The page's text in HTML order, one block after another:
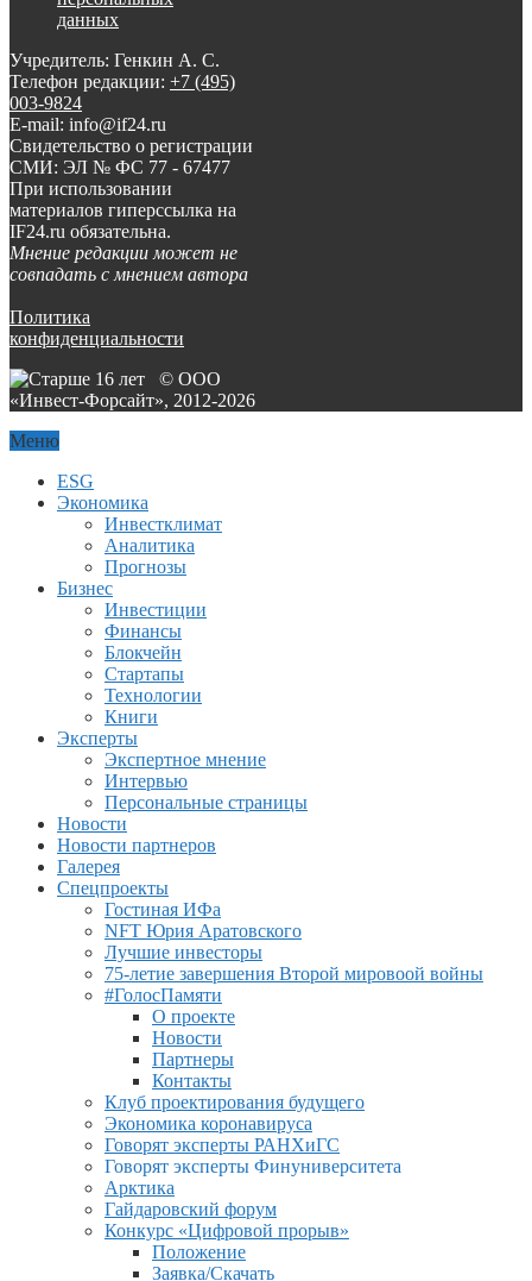
данных
Учредитель: Генкин А. С.
Телефон редакции: +7 (495)
003-9824
E-mail: info@if24.ru
Свидетельство о регистрации
СМИ: ЭЛ № ФС 77 - 67477
При использовании
материалов гиперссылка на
IF24.ru обязательна.
Мнение редакции может не
совпадать с мнением автора
Политика
конфиденциальности
© ООО
«Инвест-Форсайт», 2012-2026
Меню
ESG
Экономика
Инвестклимат
Аналитика
Прогнозы
Бизнес
Инвестиции
Финансы
Блокчейн
Стартапы
Технологии
Книги
Эксперты
Экспертное мнение
Интервью
Персональные страницы
Новости
Новости партнеров
Галерея
Спецпроекты
Гостиная ИФа
NFT Юрия Аратовского
Лучшие инвесторы
75-летие завершения Второй мировоой войны
#ГолосПамяти
О проекте
Новости
Партнеры
Контакты
Клуб проектирования будущего
Экономика коронавируса
Говорят эксперты РАНХиГС
Говорят эксперты Финуниверситета
Арктика
Гайдаровский форум
Конкурс «Цифровой прорыв»
Положение
Заявка/Скачать